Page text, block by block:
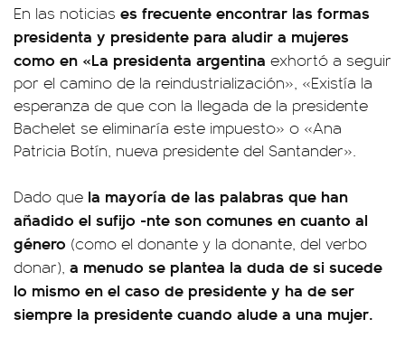
En las noticias es frecuente encontrar las formas
presidenta y presidente para aludir a mujeres
como en «La presidenta argentina exhortó a seguir
por el camino de la reindustrialización», «Existía la
esperanza de que con la llegada de la presidente
Bachelet se eliminaría este impuesto» o «Ana
Patricia Botín, nueva presidente del Santander».
Dado que la mayoría de las palabras que han
añadido el sufijo -nte son comunes en cuanto al
género (como el donante y la donante, del verbo
donar), a menudo se plantea la duda de si sucede
lo mismo en el caso de presidente y ha de ser
siempre la presidente cuando alude a una mujer.